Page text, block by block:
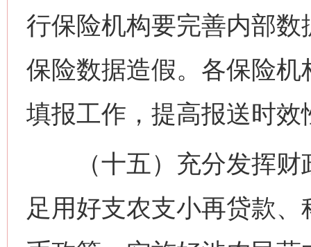
行保险机构要完善内部
保险数据造假。各保险
填报工作，提高报送时效
（十五）充分发挥财
足用好支农支小再贷款